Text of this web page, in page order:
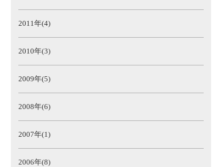
2011年(4)
2010年(3)
2009年(5)
2008年(6)
2007年(1)
2006年(8)